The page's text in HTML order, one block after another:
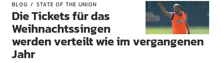
BLOG STATE OF THE UNION
Die Tickets für das
Weihnachtssingen
werden verteilt wie im vergangenen
Jahr